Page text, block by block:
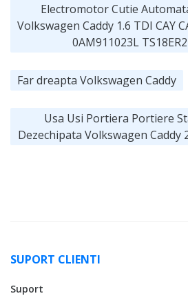
Electromotor Cutie
Volkswagen Caddy 1.6 TDI CAY
0AM911023L
Far dreapta Volkswagen Caddy
Usa Usi Portiera Portiere
Dezechipata Volkswagen Caddy
SUPORT CLIENTI
Suport